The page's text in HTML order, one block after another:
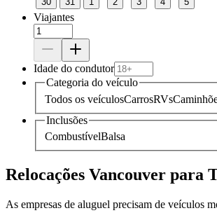
Viajantes
Idade do condutor
Categoria do veículo
Todos os veículosCarrosRVs
Inclusões
CombustívelBalsa
Relocações Vancouver para
As empresas de aluguel precisam de veículos